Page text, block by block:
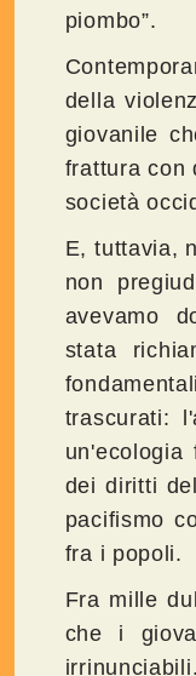
piombo”.
della
giovanile
frattura con
società
E, tuttavia,
non
avevamo
stata
trascurati:
dei diritti
pacifismo
fra i popoli.
Fra mille
che i
irrinunciabili.